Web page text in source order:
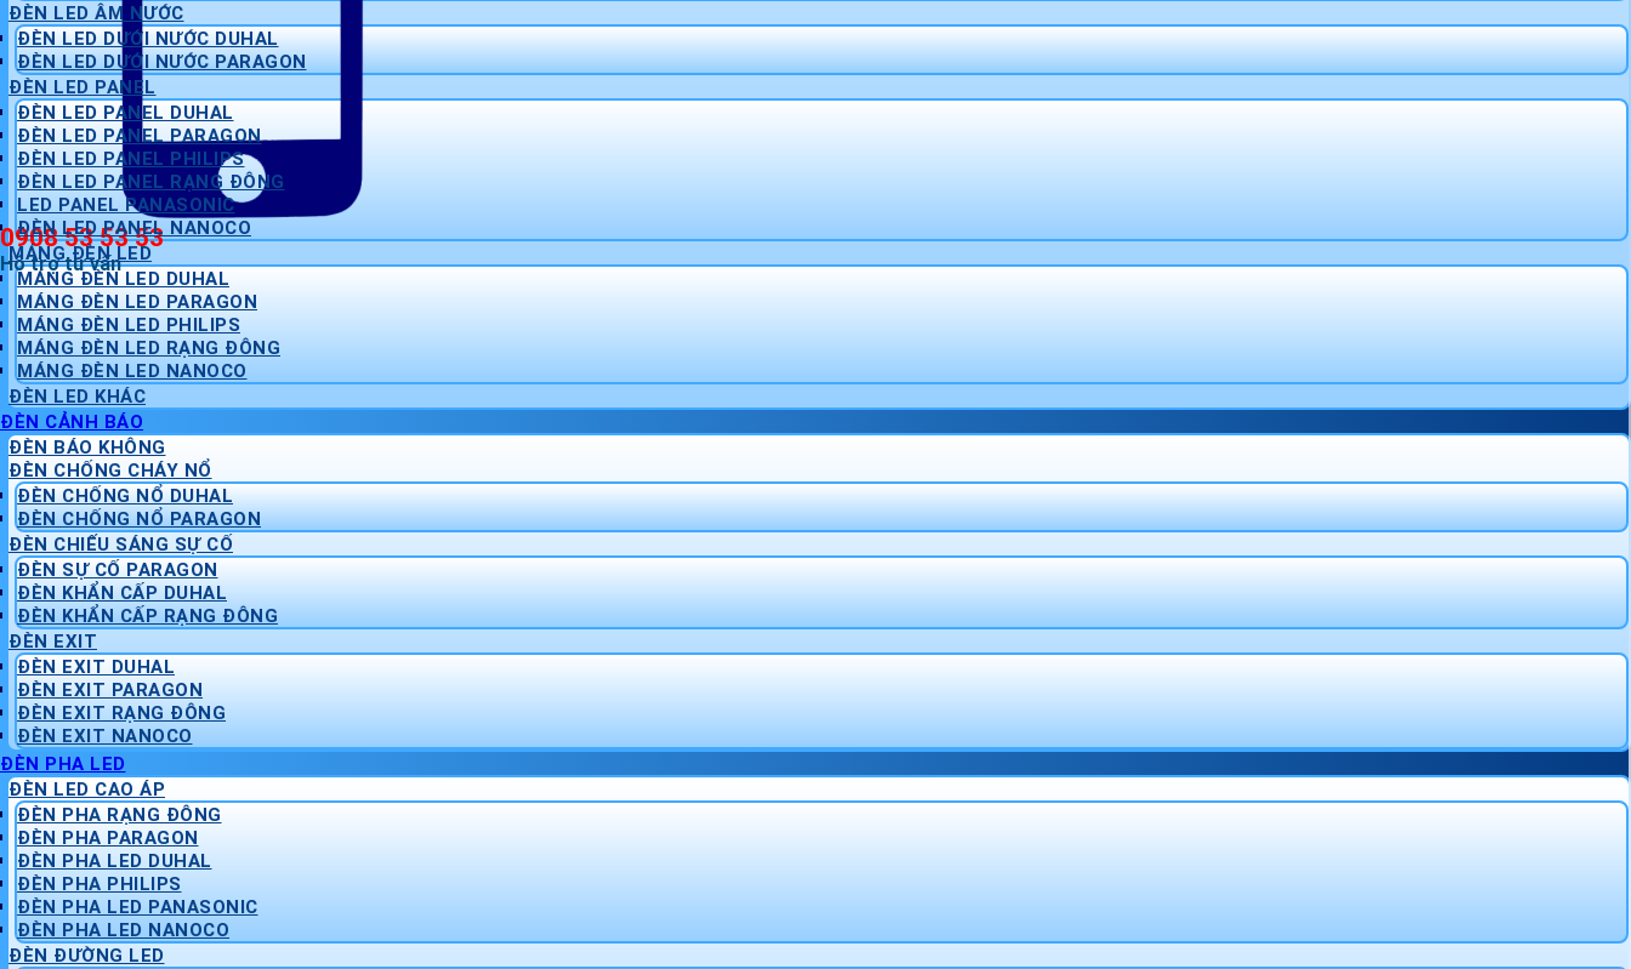
0908 53 53 53
Hỗ trợ tư vấn
ĐÈN LED ÂM NƯỚC
ĐÈN LED DƯỚI NƯỚC DUHAL
ĐÈN LED DƯỚI NƯỚC PARAGON
ĐÈN LED PANEL
ĐÈN LED PANEL DUHAL
ĐÈN LED PANEL PARAGON
ĐÈN LED PANEL PHILIPS
ĐÈN LED PANEL RẠNG ĐÔNG
LED PANEL PANASONIC
ĐÈN LED PANEL NANOCO
MÁNG ĐÈN LED
MÁNG ĐÈN LED DUHAL
MÁNG ĐÈN LED PARAGON
MÁNG ĐÈN LED PHILIPS
MÁNG ĐÈN LED RẠNG ĐÔNG
MÁNG ĐÈN LED NANOCO
ĐÈN LED KHÁC
ĐÈN CẢNH BÁO
ĐÈN BÁO KHÔNG
ĐÈN CHỐNG CHÁY NỔ
ĐÈN CHỐNG NỔ DUHAL
ĐÈN CHỐNG NỔ PARAGON
ĐÈN CHIẾU SÁNG SỰ CỐ
ĐÈN SỰ CỐ PARAGON
ĐÈN KHẨN CẤP DUHAL
ĐÈN KHẨN CẤP RẠNG ĐÔNG
ĐÈN EXIT
ĐÈN EXIT DUHAL
ĐÈN EXIT PARAGON
ĐÈN EXIT RẠNG ĐÔNG
ĐÈN EXIT NANOCO
ĐÈN PHA LED
ĐÈN LED CAO ÁP
ĐÈN PHA RẠNG ĐÔNG
ĐÈN PHA PARAGON
ĐÈN PHA LED DUHAL
ĐÈN PHA PHILIPS
ĐÈN PHA LED PANASONIC
ĐÈN PHA LED NANOCO
ĐÈN ĐƯỜNG LED